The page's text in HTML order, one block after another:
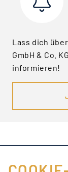
Lass dich
GmbH & Co.
informieren!